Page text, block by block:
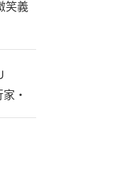
笑義
・
同行